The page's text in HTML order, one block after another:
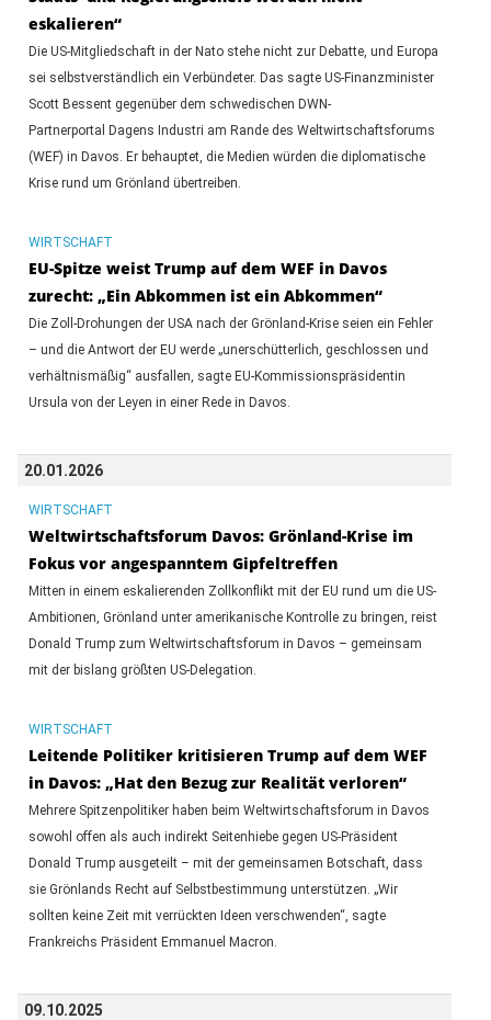
eskalieren“
Die US-Mitgliedschaft in der Nato stehe nicht zur Debatte, und Europa
sei selbstverständlich ein Verbündeter. Das sagte US-Finanzminister
Scott Bessent gegenüber dem schwedischen DWN-
Partnerportal Dagens Industri am Rande des Weltwirtschaftsforums
(WEF) in Davos. Er behauptet, die Medien würden die diplomatische
Krise rund um Grönland übertreiben.
WIRTSCHAFT
EU-Spitze weist Trump auf dem WEF in Davos
zurecht: „Ein Abkommen ist ein Abkommen“
Die Zoll-Drohungen der USA nach der Grönland-Krise seien ein Fehler
– und die Antwort der EU werde „unerschütterlich, geschlossen und
verhältnismäßig“ ausfallen, sagte EU-Kommissionspräsidentin
Ursula von der Leyen in einer Rede in Davos.
20.01.2026
WIRTSCHAFT
Weltwirtschaftsforum Davos: Grönland-Krise im
Fokus vor angespanntem Gipfeltreffen
Mitten in einem eskalierenden Zollkonflikt mit der EU rund um die US-
Ambitionen, Grönland unter amerikanische Kontrolle zu bringen, reist
Donald Trump zum Weltwirtschaftsforum in Davos – gemeinsam
mit der bislang größten US-Delegation.
WIRTSCHAFT
Leitende Politiker kritisieren Trump auf dem WEF
in Davos: „Hat den Bezug zur Realität verloren“
Mehrere Spitzenpolitiker haben beim Weltwirtschaftsforum in Davos
sowohl offen als auch indirekt Seitenhiebe gegen US-Präsident
Donald Trump ausgeteilt – mit der gemeinsamen Botschaft, dass
sie Grönlands Recht auf Selbstbestimmung unterstützen. „Wir
sollten keine Zeit mit verrückten Ideen verschwenden“, sagte
Frankreichs Präsident Emmanuel Macron.
09.10.2025